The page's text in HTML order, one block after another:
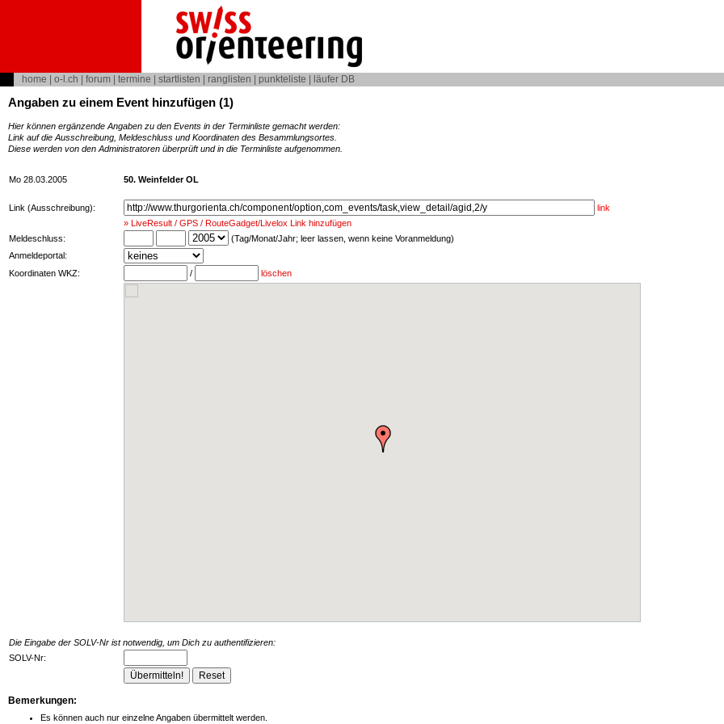
home o-l.ch forum termine startlisten ranglisten punkteliste läufer DB
Angaben zu einem Event hinzufügen (1)
Hier können ergänzende Angaben zu den Events in der Terminliste gemacht werden:
Link auf die Ausschreibung, Meldeschluss und Koordinaten des Besammlungsortes.
Diese werden von den Administratoren überprüft und in die Terminliste aufgenommen.
Mo 28.03.2005 50. Weinfelder OL
Link (Ausschreibung):
link
» LiveResult / GPS / RouteGadget/Livelox Link hinzufügen
Meldeschluss:
(Tag/Monat/Jahr; leer lassen, wenn keine Voranmeldung)
Anmeldeportal:
Koordinaten WKZ:
/ löschen
Die Eingabe der SOLV-Nr ist notwendig, um Dich zu authentifizieren:
SOLV-Nr:
Bemerkungen:
Es können auch nur einzelne Angaben übermittelt werden.